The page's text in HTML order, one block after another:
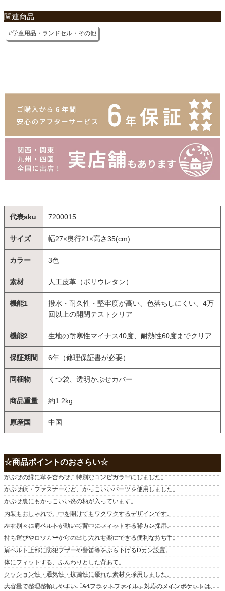
関連商品
学童用品・ランドセル・その他
代表sku 7200015
サイズ 幅27×奥行21×高さ35(cm)
カラー 3色
素材 人工皮革（ポリウレタン）
機能1
撥水・耐久性・堅牢度が高い、色落ちしにくい、4万
回以上の開閉テストクリア
機能2 生地の耐寒性マイナス40度、耐熱性60度までクリア
保証期間 6年（修理保証書が必要）
同梱物 くつ袋、透明かぶせカバー
商品重量 約1.2kg
原産国 中国
☆商品ポイントのおさらい☆
かぶせの縁に革を合わせ、特別なコンビカラーにしました。
かぶせ鋲・ファスナーなど、かっこいいパーツを使用しました。
かぶせ裏にもかっこいい炎の柄が入っています。
内装もおしゃれで、中を開けてもワクワクするデザインです。
左右別々に肩ベルトが動いて背中にフィットする背カン採用。
持ち運びやロッカーからの出し入れも楽にできる便利な持ち手。
肩ベルト上部に防犯ブザーや警笛等をぶら下げるDカン設置。
体にフィットする、ふんわりとした背あて。
クッション性・通気性・抗菌性に優れた素材を採用しました。
大容量で整理整頓しやすい「A4フラットファイル」対応のメインポケットは、